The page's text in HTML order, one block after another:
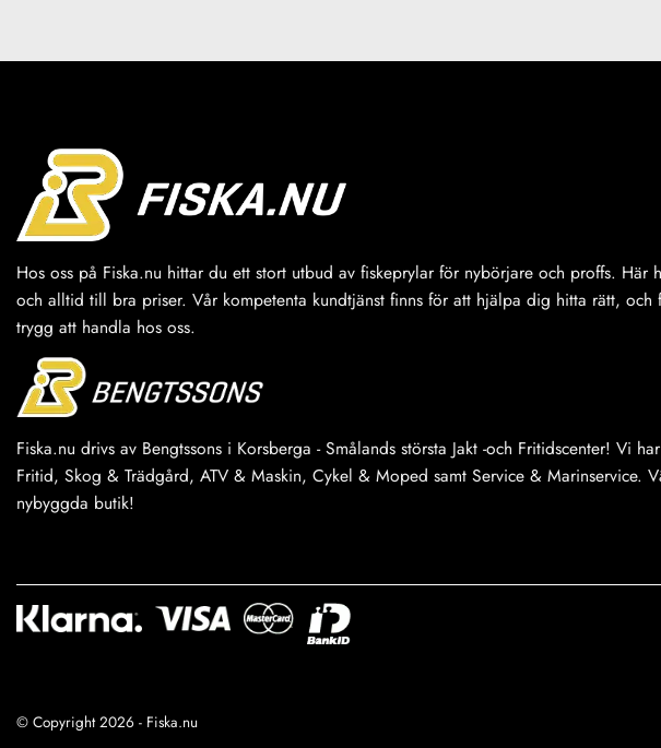
Hos oss på Fiska.nu hittar du ett stort utbud av fiskeprylar för nybörjare och proffs. Här
och alltid till bra priser. Vår kompetenta kundtjänst finns för att hjälpa dig hitta rätt, och
trygg att handla hos oss.
Fiska.nu drivs av Bengtssons i Korsberga - Smålands största Jakt -och Fritidscenter! Vi
Fritid, Skog & Trädgård, ATV & Maskin, Cykel & Moped samt Service & Marinservice.
nybyggda butik!
© Copyright 2026 - Fiska.nu